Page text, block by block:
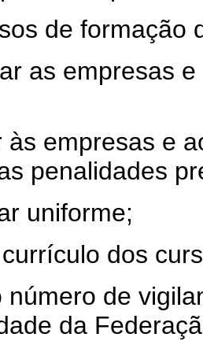
de formação
as empresas
às empresas e
penalidades
uniforme;
dos
número de
da